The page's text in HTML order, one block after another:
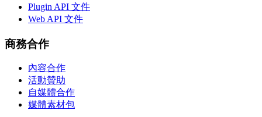
Plugin API 文件
Web API 文件
商務合作
內容合作
活動贊助
自媒體合作
媒體素材包